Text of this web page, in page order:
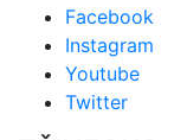
Facebook
Instagram
Youtube
Twitter